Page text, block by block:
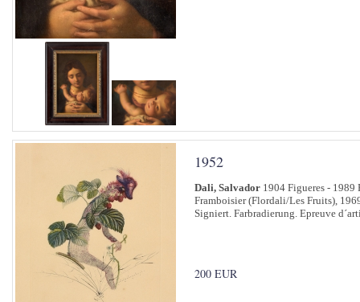
1952
Dali, Salvador 1904 Figueres - 1989
Framboisier (Flordali/Les Fruits),
Signiert. Farbradierung. Epreuve
200 EUR